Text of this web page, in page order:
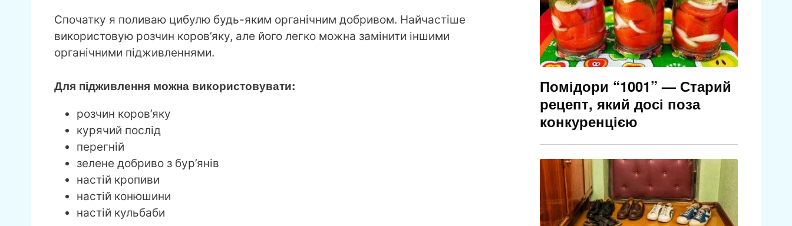
Спочатку я поливаю цибулю будь-яким органічним добривом. Найчастіше
використовую розчин коров’яку, але його легко можна замінити іншими
органічними підживленнями.
Для підживлення можна використовувати:
розчин коров’яку
курячий послід
перегній
зелене добриво з бур’янів
настій кропиви
настій конюшини
настій кульбаби
Помідори “1001” — Старий
рецепт, який досі поза
конкуренцією